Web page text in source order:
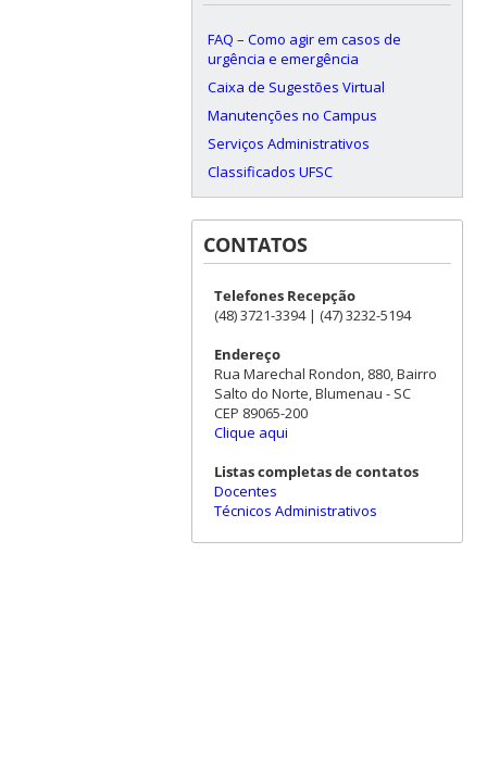
FAQ – Como agir em casos de
urgência e emergência
Caixa de Sugestões Virtual
Manutenções no Campus
Serviços Administrativos
Classificados UFSC
CONTATOS
Telefones Recepção
(48) 3721-3394 | (47) 3232-5194
Endereço
Rua Marechal Rondon, 880, Bairro
Salto do Norte, Blumenau - SC
CEP 89065-200
Clique aqui
Listas completas de contatos
Docentes
Técnicos Administrativos